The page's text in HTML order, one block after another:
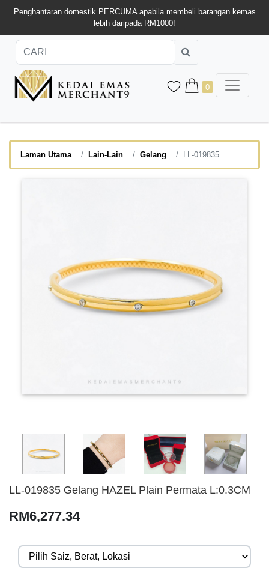
Penghantaran domestik PERCUMA apabila membeli barangan kemas
lebih daripada RM1000!
0
Laman Utama Lain-Lain Gelang LL-019835
LL-019835 Gelang HAZEL Plain Permata L:0.3CM
RM6,277.34